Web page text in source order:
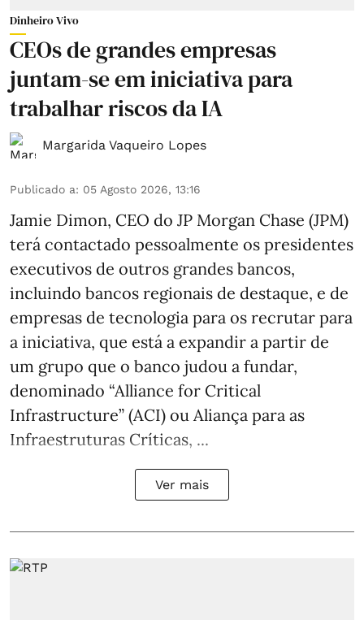
Dinheiro Vivo
CEOs de grandes empresas
juntam-se em iniciativa para
trabalhar riscos da IA
Margarida Vaqueiro Lopes
Publicado a: 05 Agosto 2026, 13:16
Jamie Dimon, CEO do JP Morgan Chase (JPM)
terá contactado pessoalmente os presidentes
executivos de outros grandes bancos,
incluindo bancos regionais de destaque, e de
empresas de tecnologia para os recrutar para
a iniciativa, que está a expandir a partir de
um grupo que o banco judou a fundar,
denominado “Alliance for Critical
Infrastructure” (ACI) ou Aliança para as
Infraestruturas Críticas, ...
Ver mais